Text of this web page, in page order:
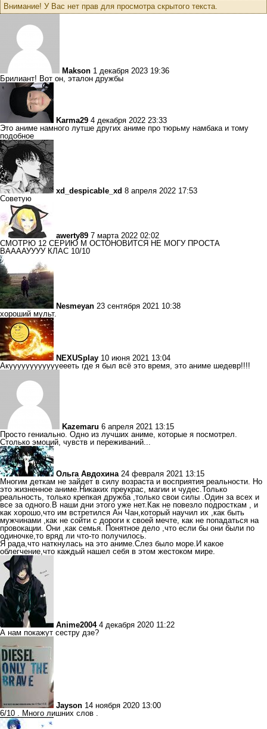
Внимание! У Вас нет прав для просмотра скрытого текста.
Makson 1 декабря 2023 19:36
Брилиант! Вот он, эталон дружбы
Karma29 4 декабря 2022 23:33
Это аниме намного лутше других аниме про тюрьму намбака и тому
подобное
xd_despicable_xd 8 апреля 2022 17:53
Советую
awerty89 7 марта 2022 02:02
СМОТРЮ 12 СЕРИЮ М ОСТОНОВИТСЯ НЕ МОГУ ПРОСТА
ВААААУУУУ КЛАС 10/10
Nesmeyan 23 сентября 2021 10:38
хороший мульт.
NEXUSplay 10 июня 2021 13:04
Акууууууууууууеееть где я был всё это время, это аниме шедевр!!!!
Kazemaru 6 апреля 2021 13:15
Просто гениально. Одно из лучших аниме, которые я посмотрел.
Столько эмоций, чувств и переживаний...
Ольга Авдохина 24 февраля 2021 13:15
Многим деткам не зайдет в силу возраста и восприятия реальности. Но
это жизненное аниме.Никаких преукрас, магии и чудес.Только
реальность, только крепкая дружба ,только свои силы .Один за всех и
все за одного.В наши дни этого уже нет.Как не повезло подросткам , и
как хорошо,что им встретился Ан Чан,который научил их ,как быть
мужчинами ,как не сойти с дороги к своей мечте, как не попадаться на
провокации. Они ,как семья. Понятное дело ,что если бы они были по
одиночке,то вряд ли что-то получилось.
Я рада,что наткнулась на это аниме.Слез было море.И какое
облегчение,что каждый нашел себя в этом жестоком мире.
Anime2004 4 декабря 2020 11:22
А нам покажут сестру дзе?
Jayson 14 ноября 2020 13:00
6/10 . Много лишних слов .